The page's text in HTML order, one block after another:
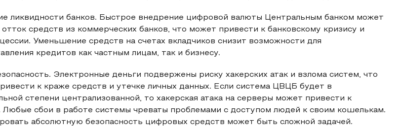
ликвидности банков. Быстрое внедрение цифровой валюты Центральным банком может
отток средств из коммерческих банков, что может привести к банковскому кризису и
Уменьшение средств на счетах вкладчиков снизит возможности для
кредитов как частным лицам, так и бизнесу.
Электронные деньги подвержены риску хакерских атак и взлома систем, что
к краже средств и утечке личных данных. Если система ЦВЦБ будет в
степени централизованной, то хакерская атака на серверы может привести к
Любые сбои в работе системы чреваты проблемами с доступом людей к своим кошелькам.
абсолютную безопасность цифровых средств может быть сложной задачей.